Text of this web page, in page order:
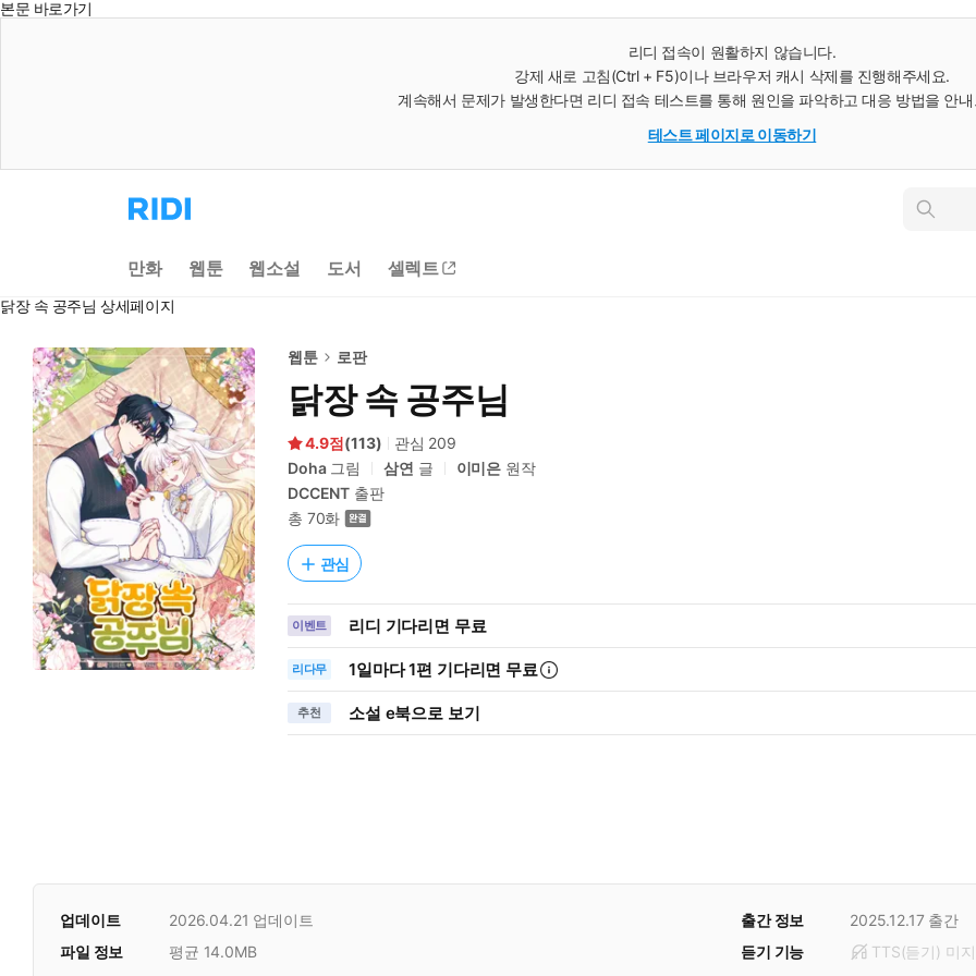
본문 바로가기
리디 접속이 원활하지 않습니다.
강제 새로 고침(Ctrl + F5)이나 브라우저 캐시 삭제를 진행해주세요.
계속해서 문제가 발생한다면 리디 접속 테스트를 통해 원인을 파악하고 대응 방법을 안
테스트 페이지로 이동하기
리
디
으
로
동
인
만화 웹툰 웹소설 도서 셀렉트
닭장 속 공주님 상세페이지
웹툰 로판
닭장 속 공주님
4.9 (113) 관심 209
Doha그림 삼연 글 이미은 원작
DCCENT 출판
총 70화
관심
이벤트 리디 기다리면 무료
리다무 1일마다1편 기다리면 무료
추천 소설 e북으로 보기
업데이트 2026.04.21 업데이트 출간 정보 2025.12.17 출간
듣기 기능
TTS(듣기) 미
파일 정보
평균 14.0MB